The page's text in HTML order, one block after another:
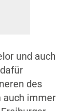
und auch
des
auch immer